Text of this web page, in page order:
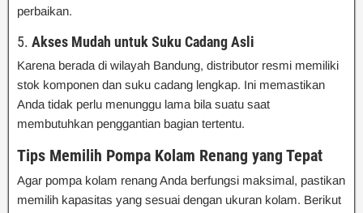
perbaikan.
5. Akses Mudah untuk Suku Cadang Asli
Karena berada di wilayah Bandung, distributor resmi memiliki
stok komponen dan suku cadang lengkap. Ini memastikan
Anda tidak perlu menunggu lama bila suatu saat
membutuhkan penggantian bagian tertentu.
Tips Memilih Pompa Kolam Renang yang Tepat
Agar pompa kolam renang Anda berfungsi maksimal, pastikan
memilih kapasitas yang sesuai dengan ukuran kolam. Berikut